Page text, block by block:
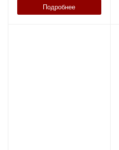
Подробнее